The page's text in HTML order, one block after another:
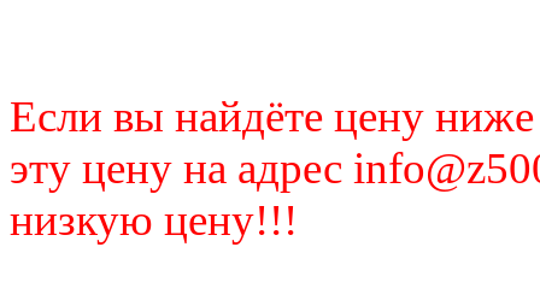
Если вы найдёте цену
эту цену на адрес
низкую цену!!!